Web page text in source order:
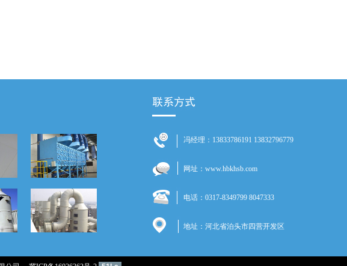
冯经理：13833786191 13832796779
网址：www.hbkhsb.com
电话：0317-8349799 8047333
地址：河北省泊头市四营开发区